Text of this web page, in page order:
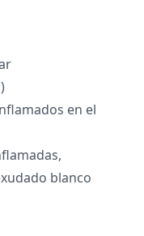
en el
blanco